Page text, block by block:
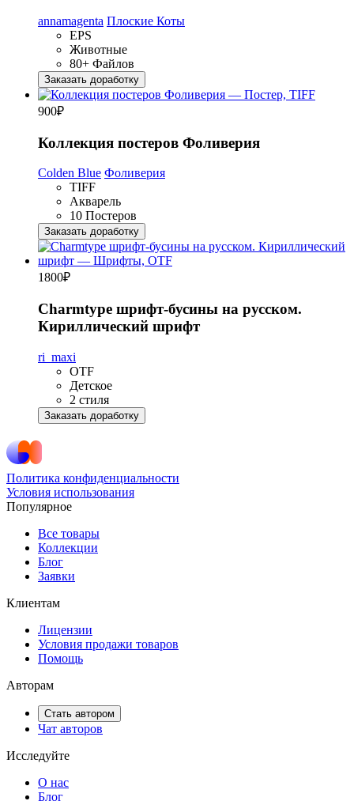
annamagenta Плоские Коты
EPS
Животные
80+ Файлов
Заказать доработку
900₽
Коллекция постеров Фоливерия
Colden Blue Фоливерия
TIFF
Акварель
10 Постеров
Заказать доработку
1800₽
Charmtype шрифт-бусины на русском.
Кириллический шрифт
ri_maxi
OTF
Детское
2 стиля
Заказать доработку
Политика конфиденциальности
Условия использования
Популярное
Все товары
Коллекции
Блог
Заявки
Клиентам
Лицензии
Условия продажи товаров
Помощь
Авторам
Стать автором
Чат авторов
Исследуйте
О нас
Блог